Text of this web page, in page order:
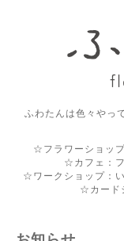
ふわたんは色々やっ
☆フラワーショッ
☆カフェ：
☆ワークショップ：
☆カード